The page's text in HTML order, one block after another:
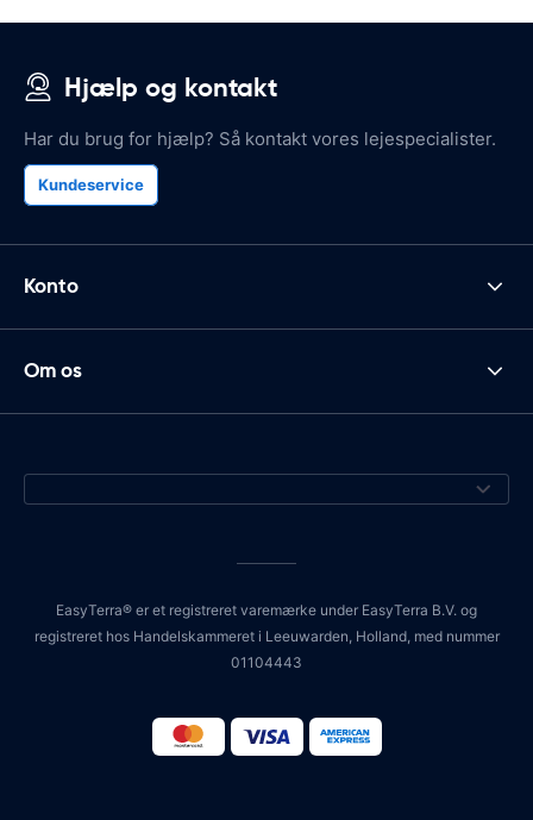
Hjælp og kontakt
Har du brug for hjælp? Så kontakt vores lejespecialister.
Kundeservice
Konto
Om os
EasyTerra® er et registreret varemærke under EasyTerra B.V. og
registreret hos Handelskammeret i Leeuwarden, Holland, med nummer
01104443